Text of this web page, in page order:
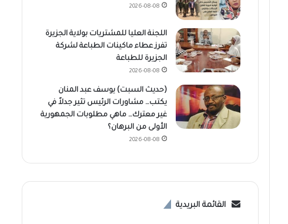
2026-08-08
اللجنة العليا للمشتريات بولاية الجزيرة
تفرز عطاء ماكينات الطباعة لشركة
الجزيرة للطباعة
2026-08-08
(حديث السبت) يوسف عبد المنان
يكتب… مشاورات الرئيس تثير جدلاً في
غير معترك… ماهي مطلوبات الجمهورية
الأولى من البرهان؟
2026-08-08
القائمة البريدية